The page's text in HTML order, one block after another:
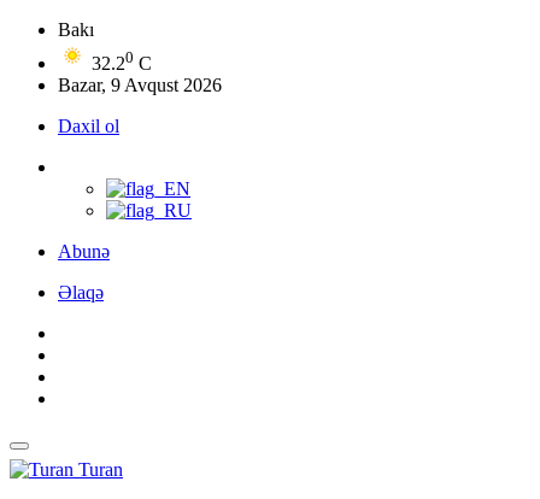
Bakı
32.20 C
Bazar, 9 Avqust 2026
Daxil ol
Abunə
Əlaqə
Turan